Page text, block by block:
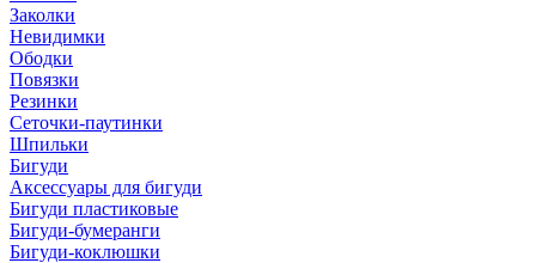
Заколки
Невидимки
Ободки
Повязки
Резинки
Сеточки-паутинки
Шпильки
Бигуди
Аксессуары для бигуди
Бигуди пластиковые
Бигуди-бумеранги
Бигуди-коклюшки